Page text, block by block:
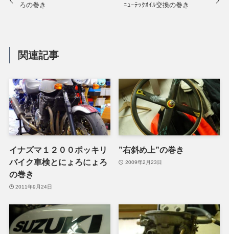
ろの巻き
ﾆｭｰﾃｯｸｵｲﾙ交換の巻き
関連記事
イナズマ１２００ポッキリ
バイク車検とにょろにょろ
の巻き
2011年9月24日
”右斜め上”の巻き
2009年2月23日